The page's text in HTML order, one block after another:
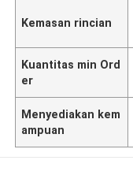
Kemasan rincian
Kuantitas min Ord
er
Menyediakan kem
ampuan